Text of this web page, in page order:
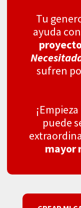
Tu
ayuda
sufren
puede
mayor